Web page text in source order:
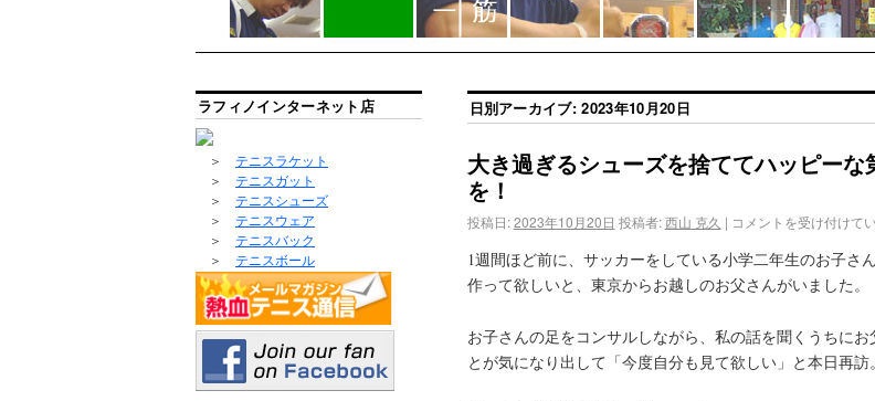
日別アーカイブ:2023年10月20日
大き過ぎるシューズを捨ててハッピーな
を！
投稿日: 2023年10月20日 投稿者: 西山 克久 | コメントを受け付けて
1週間ほど前に、サッカーをしている小学二年生のお子さ
作って欲しいと、東京からお越しのお父さんがいました。
お子さんの足をコンサルしながら、私の話を聞くうちにお
とが気になり出して「今度自分も見て欲しい」と本日再訪。
ラフィノインターネット店
＞ テニスラケット
＞ テニスガット
＞ テニスシューズ
＞ テニスウェア
＞ テニスバック
＞ テニスボール